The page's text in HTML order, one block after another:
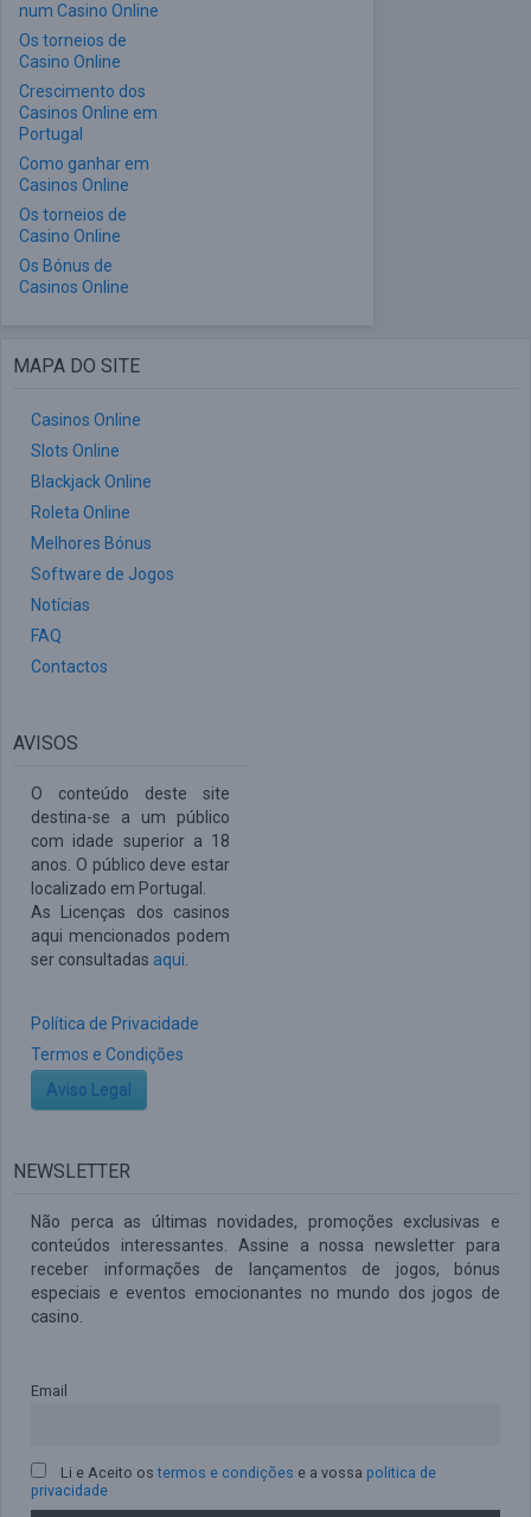
num Casino Online
Os torneios de
Casino Online
Crescimento dos
Casinos Online em
Portugal
Como ganhar em
Casinos Online
Os torneios de
Casino Online
Os Bónus de
Casinos Online
MAPA DO SITE
Casinos Online
Slots Online
Blackjack Online
Roleta Online
Melhores Bónus
Software de Jogos
Notícias
FAQ
Contactos
AVISOS
O conteúdo deste site
destina-se a um público
com idade superior a 18
anos. O público deve estar
localizado em Portugal.
As Licenças dos casinos
aqui mencionados podem
ser consultadas aqui
Política de Privacidade
Termos e Condições
Aviso Legal
NEWSLETTER
Não perca as últimas novidades, promoções exclusivas e
conteúdos interessantes. Assine a nossa newsletter para
receber informações de lançamentos de jogos, bónus
especiais e eventos emocionantes no mundo dos jogos de
casino.
Email
Li e Aceito ostermos e condições e a vossa politica de
privacidade